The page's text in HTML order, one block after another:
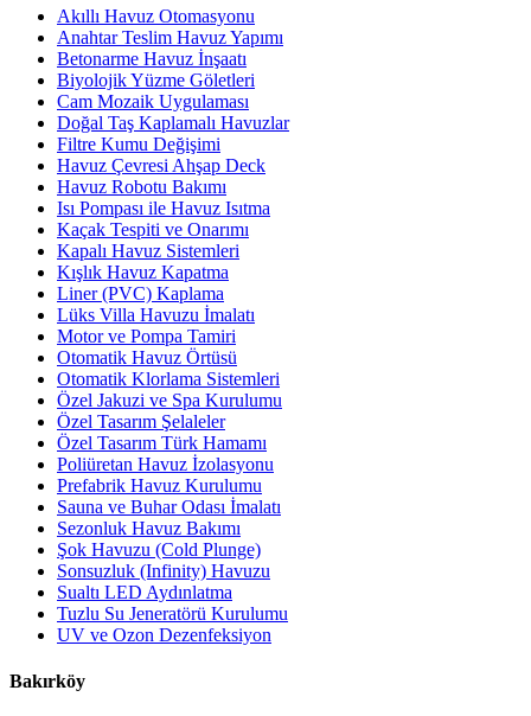
Akıllı Havuz Otomasyonu
Anahtar Teslim Havuz Yapımı
Betonarme Havuz İnşaatı
Biyolojik Yüzme Göletleri
Cam Mozaik Uygulaması
Doğal Taş Kaplamalı Havuzlar
Filtre Kumu Değişimi
Havuz Çevresi Ahşap Deck
Havuz Robotu Bakımı
Isı Pompası ile Havuz Isıtma
Kaçak Tespiti ve Onarımı
Kapalı Havuz Sistemleri
Kışlık Havuz Kapatma
Liner (PVC) Kaplama
Lüks Villa Havuzu İmalatı
Motor ve Pompa Tamiri
Otomatik Havuz Örtüsü
Otomatik Klorlama Sistemleri
Özel Jakuzi ve Spa Kurulumu
Özel Tasarım Şelaleler
Özel Tasarım Türk Hamamı
Poliüretan Havuz İzolasyonu
Prefabrik Havuz Kurulumu
Sauna ve Buhar Odası İmalatı
Sezonluk Havuz Bakımı
Şok Havuzu (Cold Plunge)
Sonsuzluk (Infinity) Havuzu
Sualtı LED Aydınlatma
Tuzlu Su Jeneratörü Kurulumu
UV ve Ozon Dezenfeksiyon
Bakırköy